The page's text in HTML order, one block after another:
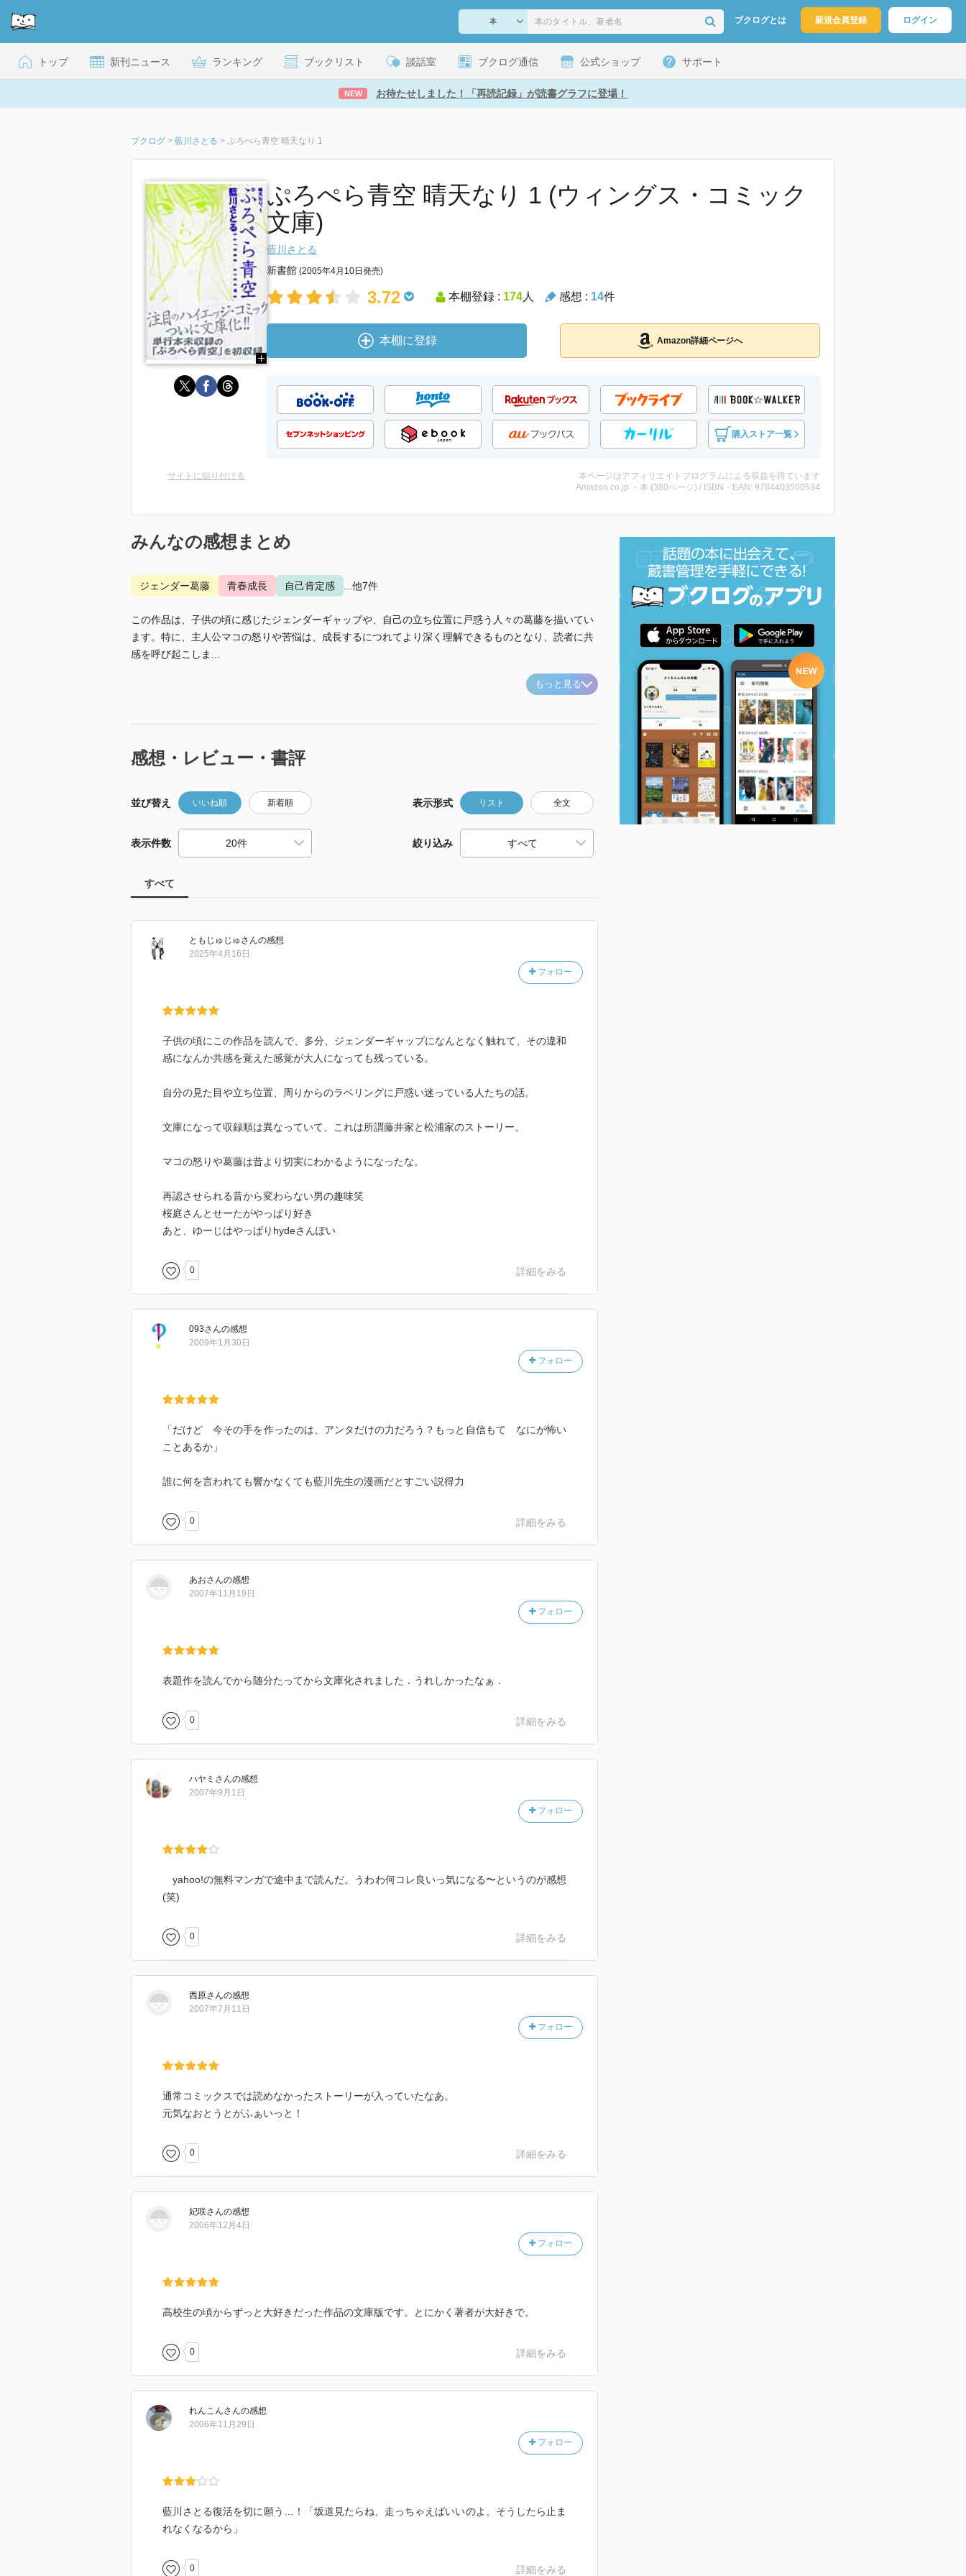
ブクログとは 新規会員登録 ログイン
トップ 新刊ニュース ランキング ブックリスト 談話室 ブクログ通信 公式ショップ サポート
NEW お待たせしました！「再読記録」が読書グラフに登場！
ブクログ > 藍川さとる > ぷろぺら青空 晴天なり 1
ぷろぺら青空 晴天なり 1 (ウィングス・コミック
文庫)
藍川さとる
新書館 (2005年4月10日発売)
3.72 本棚登録 : 174人 感想 : 14件
本棚に登録 Amazon詳細ページへ
購入ストア一覧
サイトに貼り付ける
本ページはアフィリエイトプログラムによる収益を得ています
Amazon.co.jp ・本 (380ページ) / ISBN・EAN: 9784403500534
みんなの感想まとめ
ジェンダー葛藤 青春成長 自己肯定感 ...他7件
この作品は、子供の頃に感じたジェンダーギャップや、自己の立ち位置に戸惑う人々の葛藤を描いてい
ます。特に、主人公マコの怒りや苦悩は、成長するにつれてより深く理解できるものとなり、読者に共
感を呼び起こしま...
もっと見る
感想・レビュー・書評
並び替え いいね順 新着順 表示形式 リスト 全文
表示件数 絞り込み
すべて
ともじゅじゅさんの感想
フォロー
2025年4月16日
子供の頃にこの作品を読んで、多分、ジェンダーギャップになんとなく触れて、その違和
感になんか共感を覚えた感覚が大人になっても残っている。
自分の見た目や立ち位置、周りからのラベリングに戸惑い迷っている人たちの話。
文庫になって収録順は異なっていて、これは所謂藤井家と松浦家のストーリー。
マコの怒りや葛藤は昔より切実にわかるようになったな。
再認させられる昔から変わらない男の趣味笑
桜庭さんとせーたがやっぱり好き
あと、ゆーじはやっぱりhydeさんぽい
0 詳細をみる
093さんの感想
フォロー
2009年1月30日
「だけど 今その手を作ったのは、アンタだけの力だろう？もっと自信もて なにが怖い
ことあるか」
誰に何を言われても響かなくても藍川先生の漫画だとすごい説得力
0 詳細をみる
あおさんの感想
フォロー
2007年11月19日
表題作を読んでから随分たってから文庫化されました．うれしかったなぁ．
0 詳細をみる
ハヤミ さんの感想
フォロー
2007年9月1日
yahoo!の無料マンガで途中まで読んだ。うわわ何コレ良いっ気になる〜というのが感想
(笑)
0 詳細をみる
西原さんの感想
フォロー
2007年7月11日
通常コミックスでは読めなかったストーリーが入っていたなあ。
元気なおとうとがふぁいっと！
0 詳細をみる
妃咲さんの感想
フォロー
2006年12月4日
高校生の頃からずっと大好きだった作品の文庫版です。とにかく著者が大好きで。
0 詳細をみる
れんこんさんの感想
フォロー
2006年11月29日
藍川さとる復活を切に願う…！「坂道見たらね、走っちゃえばいいのよ。そうしたら止ま
れなくなるから」
0 詳細をみる